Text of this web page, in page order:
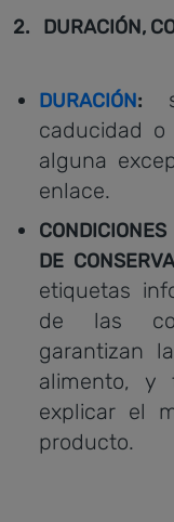
2. DURACIÓN,
DURACIÓN:
caducidad
alguna
enlace.
DE
etiquetas
de las
garantizan
alimento, y
explicar el
producto.